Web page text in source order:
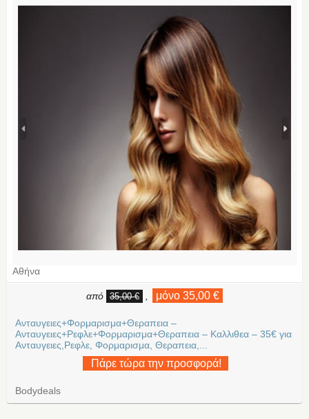
Αθήνα
από 35,00 € μόνο 35,00 €
Ανταυγειες+Φορμαρισμα+Θεραπεια –
Ανταυγειες+Ρεφλε+Φορμαρισμα+Θεραπεια – Καλλιθεα – 35€ για
Ανταυγειες,Ρεφλε, Φορμαρισμα, Θεραπεια,...
Πάρε τώρα την προσφορά!
Bodydeals